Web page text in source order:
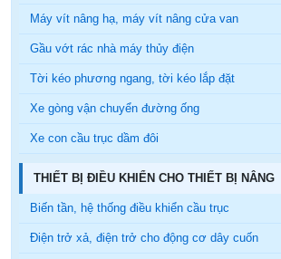
Máy vít nâng hạ, máy vít nâng cửa van
Gầu vớt rác nhà máy thủy điện
Tời kéo phương ngang, tời kéo lắp đặt
Xe gòng vận chuyển đường ống
Xe con cầu trục dầm đôi
THIẾT BỊ ĐIỀU KHIỂN CHO THIẾT BỊ NÂNG
Biến tần, hệ thống điều khiển cầu trục
Điện trở xả, điện trở cho động cơ dây cuốn